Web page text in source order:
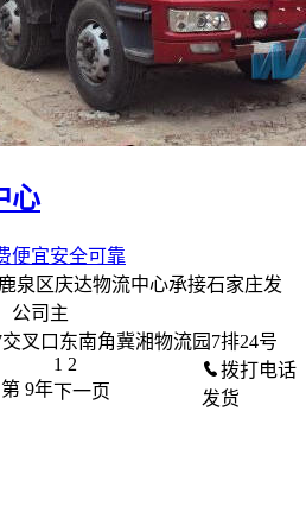
心
便宜安全可靠
泉区庆达物流中心承接石家庄发
公司主
叉口东南角冀湘物流园7排24号
第 9年
拨打电话
发货
1 2
下一页